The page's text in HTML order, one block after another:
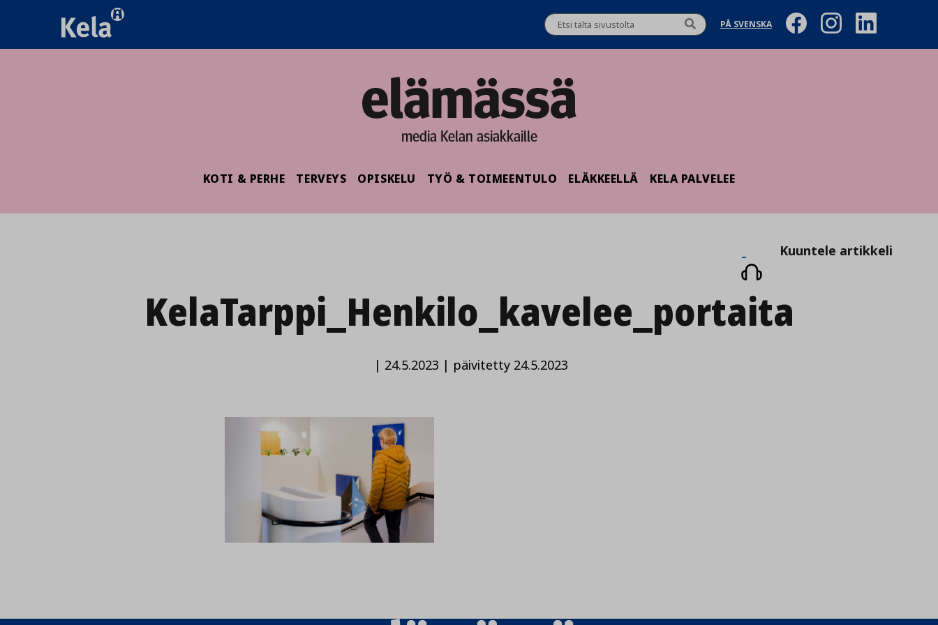
PÅ SVENSKA
media Kelan asiakkaille
KOTI & PERHE TERVEYS OPISKELU TYÖ & TOIMEENTULO ELÄKKEELLÄ KELA PALVELEE
Kuuntele
artikkeli
Kuuntele artikkeli
KelaTarppi_Henkilo_kavelee_portaita
| 24.5.2023 | päivitetty 24.5.2023